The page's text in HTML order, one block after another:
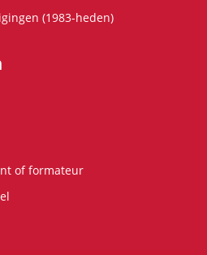
(1983-heden)
of formateur